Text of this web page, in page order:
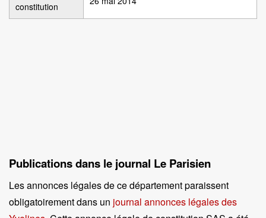
constitution
Publications dans le journal Le Parisien
Les annonces légales de ce département paraissent
obligatoirement dans un journal annonces légales des